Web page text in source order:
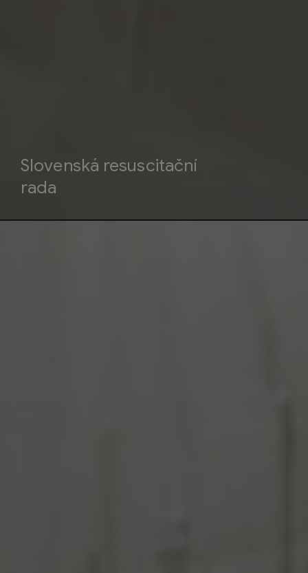
Slovenská resuscitační
rada